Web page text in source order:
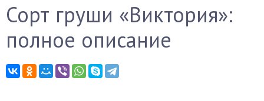
Сорт груши «Виктория»:
полное описание